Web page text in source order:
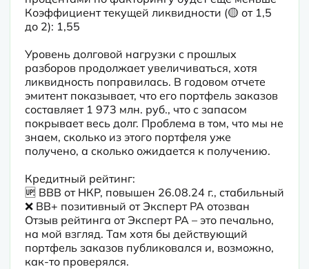
Коэффициент текущей ликвидности (🟡 от 1,5
до 2): 1,55
Уровень долговой нагрузки с прошлых
разборов продолжает увеличиваться, хотя
ликвидность поправилась. В годовом отчете
эмитент показывает, что его портфель заказов
составляет 1 973 млн. руб., что с запасом
покрывает весь долг. Проблема в том, что мы не
знаем, сколько из этого портфеля уже
получено, а сколько ожидается к получению.
Кредитный рейтинг:
🆙 BBB от НКР, повышен 26.08.24 г., стабильный
❌ BB+ позитивный от Эксперт РА отозван
Отзыв рейтинга от Эксперт РА – это печально,
на мой взгляд. Там хотя бы действующий
портфель заказов публиковался и, возможно,
как-то проверялся.